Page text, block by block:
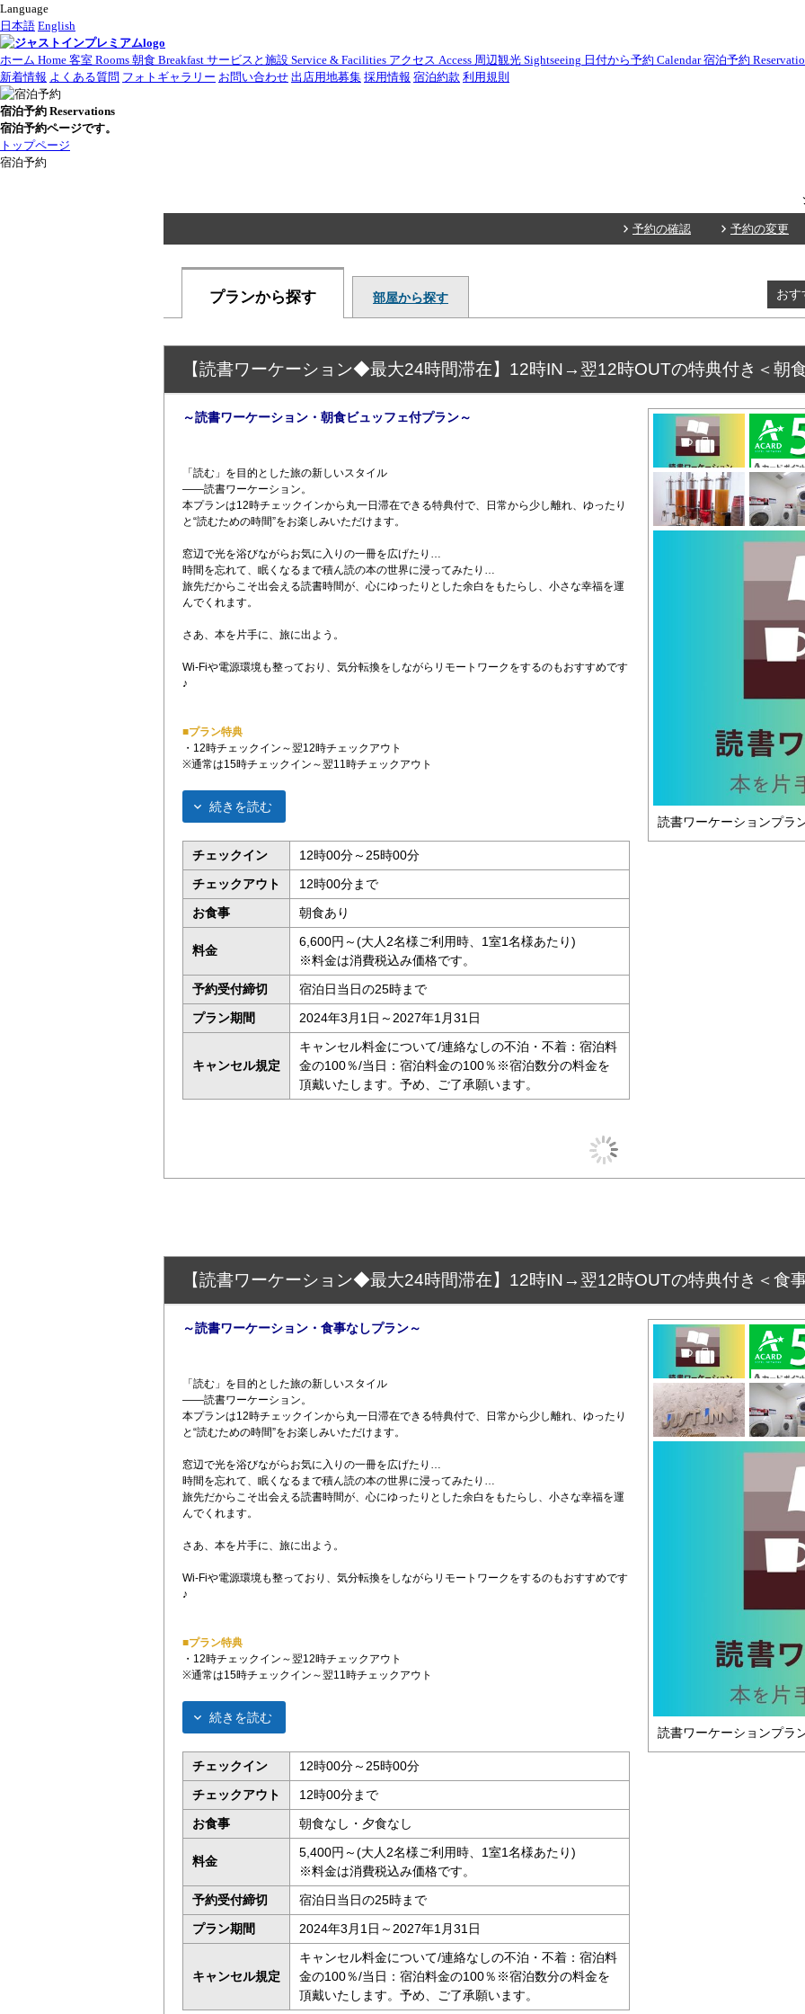
Language
日本語 English
ホーム Home 客室 Rooms 朝食 Breakfast サービスと施設 Service & Facilities アクセス Access 周辺観光 Sightseeing 日付から予約 Calendar 宿泊予約
新着情報 よくある質問 フォトギャラリー お問い合わせ 出店用地募集 採用情報 宿泊約款 利用規則
宿泊予約 Reservations
宿泊予約ページです。
トップページ
宿泊予約
予約の確認 予約の変更
プランから探す 部屋から探す おす
【読書ワーケーション◆最大24時間滞在】12時IN→翌12時OUTの特典付き＜朝
～読書ワーケーション・朝食ビュッフェ付プラン～
「読む」を目的とした旅の新しいスタイル
――読書ワーケーション。
本プランは12時チェックインから丸一日滞在できる特典付で、日常から少し離れ、ゆったり
と“読むための時間”をお楽しみいただけます。
窓辺で光を浴びながらお気に入りの一冊を広げたり…
時間を忘れて、眠くなるまで積ん読の本の世界に浸ってみたり…
旅先だからこそ出会える読書時間が、心にゆったりとした余白をもたらし、小さな幸福を運
んでくれます。
さあ、本を片手に、旅に出よう。
Wi-Fiや電源環境も整っており、気分転換をしながらリモートワークをするのもおすすめです
♪
■プラン特典
・12時チェックイン～翌12時チェックアウト
※通常は15時チェックイン～翌11時チェックアウト
続きを読む
チェックイン
12時00分～25時00分
チェックアウト
12時00分まで
お食事
朝食あり
料金
6,600円～(大人2名様ご利用時、1室1名様あたり)
※料金は消費税込み価格です。
予約受付締切
宿泊日当日の25時まで
プラン期間
2024年3月1日～2027年1月31日
キャンセル規定
キャンセル料金について/連絡なしの不泊・不着：宿泊料
金の100％/当日：宿泊料金の100％※宿泊数分の料金を
頂戴いたします。予め、ご了承願います。
読書ワーケーションプラ
【読書ワーケーション◆最大24時間滞在】12時IN→翌12時OUTの特典付き＜食
～読書ワーケーション・食事なしプラン～
「読む」を目的とした旅の新しいスタイル
――読書ワーケーション。
本プランは12時チェックインから丸一日滞在できる特典付で、日常から少し離れ、ゆったり
と“読むための時間”をお楽しみいただけます。
窓辺で光を浴びながらお気に入りの一冊を広げたり…
時間を忘れて、眠くなるまで積ん読の本の世界に浸ってみたり…
旅先だからこそ出会える読書時間が、心にゆったりとした余白をもたらし、小さな幸福を運
んでくれます。
さあ、本を片手に、旅に出よう。
Wi-Fiや電源環境も整っており、気分転換をしながらリモートワークをするのもおすすめです
♪
■プラン特典
・12時チェックイン～翌12時チェックアウト
※通常は15時チェックイン～翌11時チェックアウト
続きを読む
チェックイン
12時00分～25時00分
チェックアウト
12時00分まで
お食事
朝食なし・夕食なし
料金
5,400円～(大人2名様ご利用時、1室1名様あたり)
※料金は消費税込み価格です。
予約受付締切
宿泊日当日の25時まで
プラン期間
2024年3月1日～2027年1月31日
キャンセル規定
キャンセル料金について/連絡なしの不泊・不着：宿泊料
金の100％/当日：宿泊料金の100％※宿泊数分の料金を
頂戴いたします。予め、ご了承願います。
読書ワーケーションプラ